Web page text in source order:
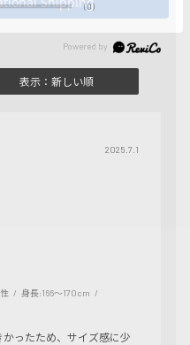
(0)
表示：新しい順
2025.7.1
身長:166～170cm
ったため、サイズ感に少